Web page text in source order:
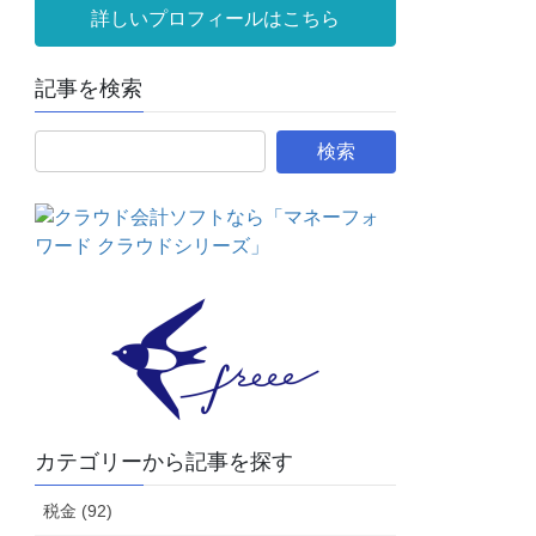
詳しいプロフィールはこちら
記事を検索
カテゴリーから記事を探す
税金 (92)